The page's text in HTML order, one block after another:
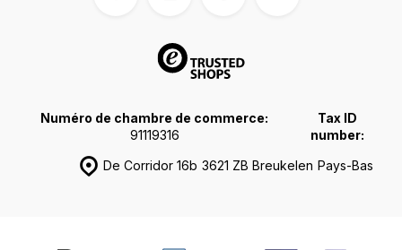
De Corridor 16b 3621 ZB Breukelen Pays-Bas
Numéro de chambre de commerce:
91119316
Tax ID
number: